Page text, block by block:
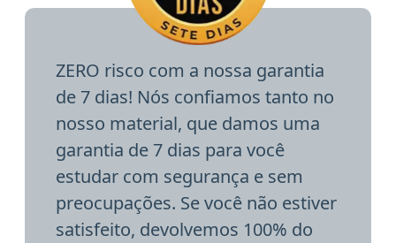
ZERO risco com a nossa garantia
de 7 dias! Nós confiamos tanto no
nosso material, que damos uma
garantia de 7 dias para você
estudar com segurança e sem
preocupações. Se você não estiver
satisfeito, devolvemos 100% do